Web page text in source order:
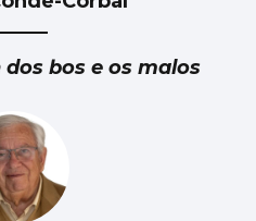
bos e os malos